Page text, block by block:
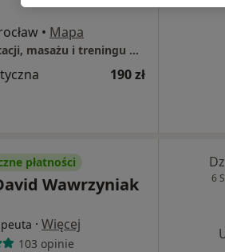
• Mapa
RehaFit - centrum rehabilitacji, masażu i treningu personalnego
190 zł
płatności
Wawrzyniak
· Więcej
103 opinie
6